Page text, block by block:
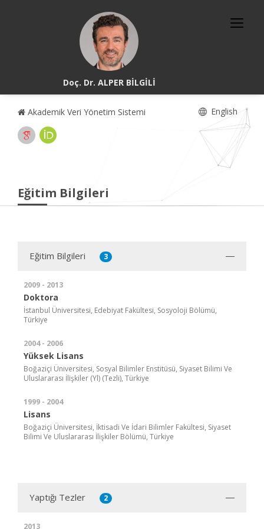
Doç. Dr. ALPER BİLGİLİ
Akademik Veri Yönetim Sistemi English
Eğitim Bilgileri
Eğitim Bilgileri 3
2009 - 2013
Doktora
İstanbul Üniversitesi, Edebiyat Fakültesi, Sosyoloji Bölümü,
Türkiye
2004 - 2006
Yüksek Lisans
Boğaziçi Üniversitesi, Sosyal Bilimler Enstitüsü, Siyaset Bilimi Ve
Uluslararası İlişkiler (Yl) (Tezli), Türkiye
1999 - 2004
Lisans
Boğaziçi Üniversitesi, İktisadi Ve İdari Bilimler Fakültesi, Siyaset
Bilimi Ve Uluslararası İlişkiler Bölümü, Türkiye
Yaptığı Tezler 2
2013